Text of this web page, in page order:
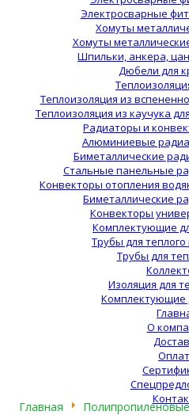
Электросварные
Хомуты
Хомуты
Шпильки, анкера,
Дюбели для
Теплоизоляция из
Теплоизоляция из каучука
Радиаторы и
Алюминиевые
Биметаллические
Стальные панельные
Конвекторы отопления
Биметаллические
Конвекторы
Комплектующие
Трубы для
Трубы для
Изоляция для
Комплектующие
О
Главная